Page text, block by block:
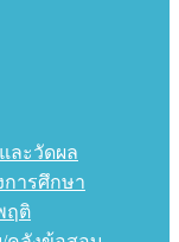
ละวัดผล
การศึกษา
ฤติ